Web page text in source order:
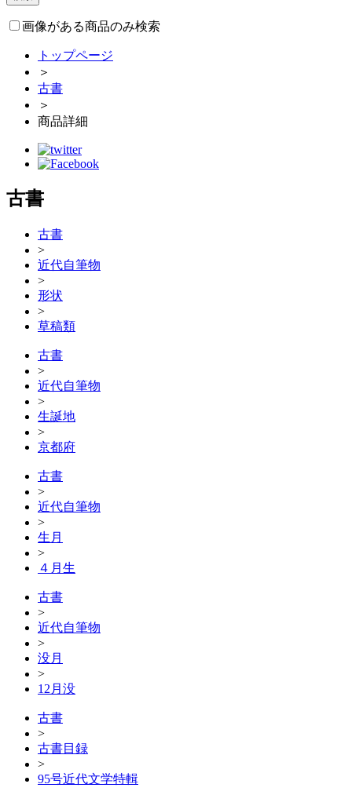
画像がある商品のみ検索
トップページ
＞
古書
＞
商品詳細
古書
古書
>
近代自筆物
>
形状
>
草稿類
古書
>
近代自筆物
>
生誕地
>
京都府
古書
>
近代自筆物
>
生月
>
４月生
古書
>
近代自筆物
>
没月
>
12月没
古書
>
古書目録
>
95号近代文学特輯